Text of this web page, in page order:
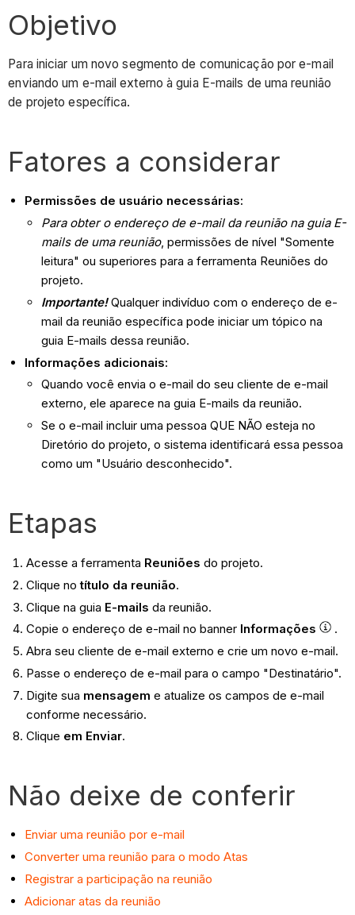
Objetivo
Para iniciar um novo segmento de comunicação por e-mail
enviando um e-mail externo à guia E-mails de uma reunião
de projeto específica.
Fatores a considerar
Permissões de usuário necessárias:
Para obter o endereço de e-mail da reunião na guia E-
mails de uma reunião, permissões de nível "Somente
leitura" ou superiores para a ferramenta Reuniões do
projeto.
Importante!Qualquer indivíduo com o endereço de e-
mail da reunião específica pode iniciar um tópico na
guia E-mails dessa reunião.
Informações adicionais:
Quando você envia o e-mail do seu cliente de e-mail
externo, ele aparece na guia E-mails da reunião.
Se o e-mail incluir uma pessoa QUE NÃO esteja no
Diretório do projeto, o sistema identificará essa pessoa
como um "Usuário desconhecido".
Etapas
Acesse a ferramenta Reuniões do projeto.
Clique notítulo da reunião.
Clique na guia E-mails da reunião.
Copie o endereço de e-mail no banner Informações
.
Abra seu cliente de e-mail externo e crie um novo e-mail.
Passe o endereço de e-mail para o campo "Destinatário".
Digite sua mensagem e atualize os campos de e-mail
conforme necessário.
Clique em Enviar.
Não deixe de conferir
Enviar uma reunião por e-mail
Converter uma reunião para o modo Atas
Registrar a participação na reunião
Adicionar atas da reunião